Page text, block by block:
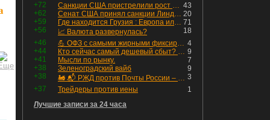
+72 43
Санкции США пристрелили рост акций в России
+62
20
Сенат США принял санкции Линдси Грэма против России
+59
71
Где находится Грузия : Европа или Азия
+56
18
📈 Валюта развернулась?
+46
4
💪 ОФЗ с самыми жирными фиксированными купонами
+44
9
Кто сейчас самый дешевый сбыт? Сводный пост по сбытовым компаниям по отчетам РСБУ за Q2 26г.
+41
7
Мысли по рынку.
+38
9
Зеленоградский вайб
+38
3
🚂 📬 РЖД против Почты России – Какие облигации выбрать?
+37
1
Трейдеры против иены
Лучшие записи за 24 часа